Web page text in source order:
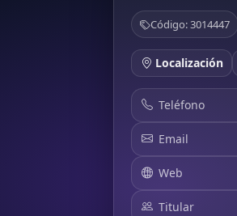
Código: 3014447
Localización
Teléfono
Email
Web
Titular